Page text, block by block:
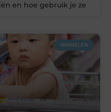
en hoe gebruik je ze
WINKELEN